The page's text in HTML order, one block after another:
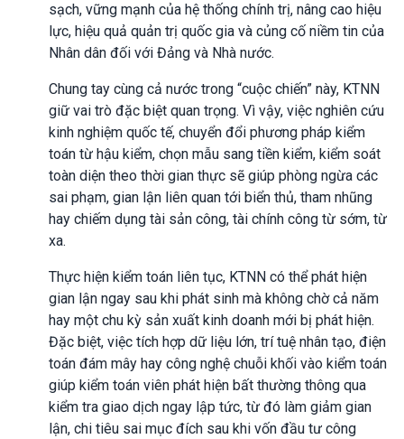
sạch, vững mạnh của hệ thống chính trị, nâng cao hiệu
lực, hiệu quả quản trị quốc gia và củng cố niềm tin của
Nhân dân đối với Đảng và Nhà nước.
Chung tay cùng cả nước trong “cuộc chiến” này, KTNN
giữ vai trò đặc biệt quan trọng. Vì vậy, việc nghiên cứu
kinh nghiệm quốc tế, chuyển đổi phương pháp kiểm
toán từ hậu kiểm, chọn mẫu sang tiền kiểm, kiểm soát
toàn diện theo thời gian thực sẽ giúp phòng ngừa các
sai phạm, gian lận liên quan tới biển thủ, tham nhũng
hay chiếm dụng tài sản công, tài chính công từ sớm, từ
xa.
Thực hiện kiểm toán liên tục, KTNN có thể phát hiện
gian lận ngay sau khi phát sinh mà không chờ cả năm
hay một chu kỳ sản xuất kinh doanh mới bị phát hiện.
Đặc biệt, việc tích hợp dữ liệu lớn, trí tuệ nhân tạo, điện
toán đám mây hay công nghệ chuỗi khối vào kiểm toán
giúp kiểm toán viên phát hiện bất thường thông qua
kiểm tra giao dịch ngay lập tức, từ đó làm giảm gian
lận, chi tiêu sai mục đích sau khi vốn đầu tư công